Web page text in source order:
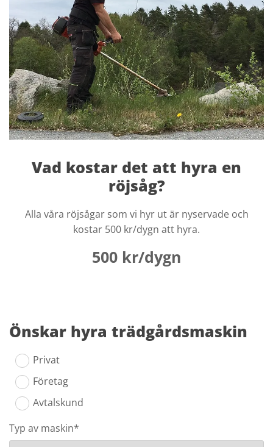
Vad kostar det att hyra en
röjsåg?
Alla våra röjsågar som vi hyr ut är nyservade och
kostar 500 kr/dygn att hyra.
500 kr/dygn
Önskar hyra trädgårdsmaskin
Privat
Företag
Avtalskund
Typ av maskin*